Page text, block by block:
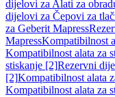
dijelovi za Alati za
dijelovi za Čepovi za
za Geberit Mapress
MapressKompatibilnost
Kompatibilnost alata za
stiskanje [2]Rezervni
[2]Kompatibilnost alata
Kompatibilnost alata za